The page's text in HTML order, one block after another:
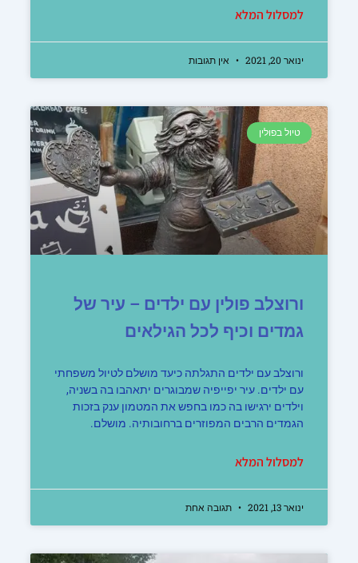
למסלול המלא
ינואר 20, 2021 אין תגובות
טיול בפולין
ורוצלב פולין עם ילדים – עיר של
גמדים וכיף לכל הגילאים
ורוצלב עם ילדים התגלתה כיעד מושלם לטיול משפחתי
עם ילדים. עיר יפייפיה שמבוגרים יתאהבו בה בשניה,
וילדים ירגישו בה כמו בחפש את המטמון ענק בזכות
הגמדים הרבים המפוזרים ברחובותיה. מושלם.
למסלול המלא
ינואר 13, 2021 תגובה אחת